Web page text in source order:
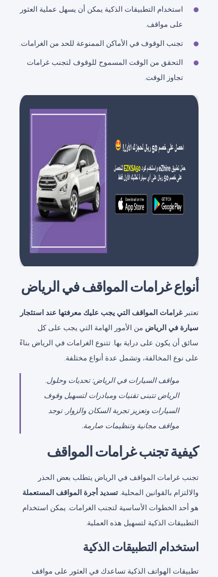
استخدام التطبيقات الذكية يمكن أن يسهل عملية العثور
على مواقف.
تجنب الوقوف في الأماكن الممنوعة للحد من الغرامات.
التحقق من الوقت المسموح للوقوف لتجنب غرامات
تجاوز الوقت.
أنواع غرامات المواقف في الرياض
تعتبر غرامات المواقف التي يجب عليك معرفتها عند استئجار
سيارة في الرياض من الأمور الهامة التي يجب على كل
سائق أن يكون على دراية بها. تتنوع الغرامات في الرياض بناءً
على نوع المخالفة، وتشمل عدة أنواع مختلفة.
مواقف السيارات في الرياض: تحديات وحلول.
الرياض تتبنى تقنيات ومبادرات لتسهيل وقوف
السيارات وتعزيز تجربة السكان والزوار. توجد
مواقف مجانية وتنظيمات صارمة.
كيفية تجنب غرامات المواقف
تجنب غرامات المواقف في الرياض يتطلب بعض الحذر
والالتزام بالقوانين المحلية.تسديد أجرة المواقف المستعملة
هو أحد الخطوات الأساسية لتجنب الغرامات. يمكن استخدام
التطبيقات الذكية لتسهيل هذه العملية.
استخدام التطبيقات الذكية
تطبيقات الهواتف الذكية تساعدك في العثور على مواقف